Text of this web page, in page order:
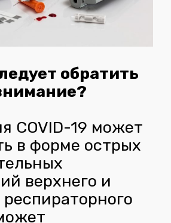
обратить
COVID-19 может
в форме острых
верхнего и